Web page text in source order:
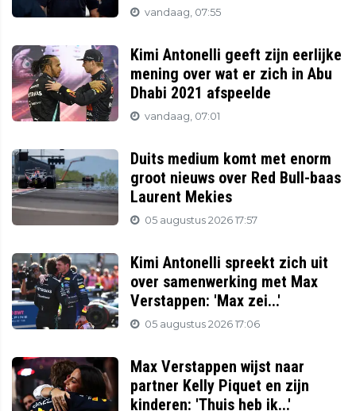
vandaag, 07:55
Kimi Antonelli geeft zijn eerlijke
mening over wat er zich in Abu
Dhabi 2021 afspeelde
vandaag, 07:01
Duits medium komt met enorm
groot nieuws over Red Bull-baas
Laurent Mekies
05 augustus 2026 17:57
Kimi Antonelli spreekt zich uit
over samenwerking met Max
Verstappen: 'Max zei...'
05 augustus 2026 17:06
Max Verstappen wijst naar
partner Kelly Piquet en zijn
kinderen: 'Thuis heb ik...'